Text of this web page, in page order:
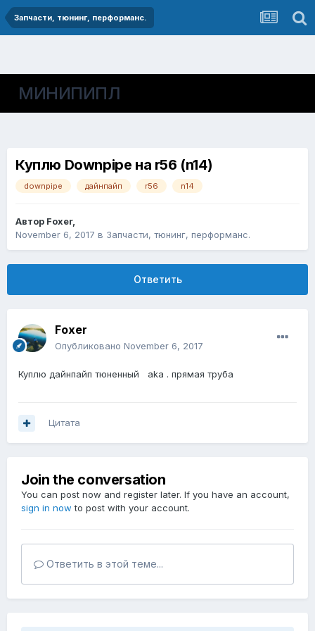
Запчасти, тюнинг, перформанс.
МИНИПИПЛ
Куплю Downpipe на r56 (n14)
downpipe дайнпайп r56 n14
Автор Foxer,
November 6, 2017 в Запчасти, тюнинг, перформанс.
Ответить
Foxer
Опубликовано November 6, 2017
Куплю дайнпайп тюненный aka . прямая труба
Цитата
Join the conversation
You can post now and register later. If you have an account,
sign in now to post with your account.
Ответить в этой теме...